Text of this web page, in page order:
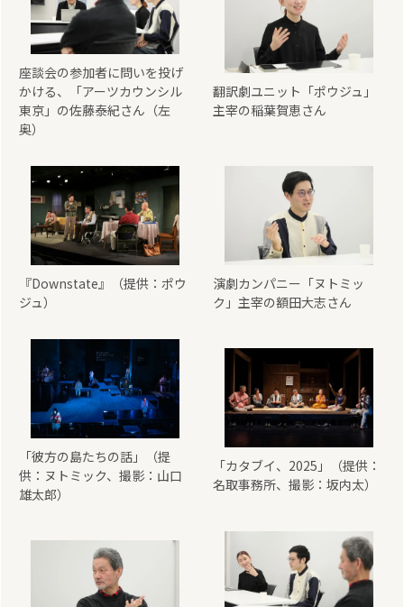
座談会の参加者に問いを投げ
かける、「アーツカウンシル
東京」の佐藤泰紀さん（左
奥）
翻訳劇ユニット「ポウジュ」
主宰の稲葉賀恵さん
『Downstate』（提供：ポウ
ジュ）
演劇カンパニー「ヌトミッ
ク」主宰の額田大志さん
「彼方の島たちの話」（提
供：ヌトミック、撮影：山口
雄太郎）
「カタブイ、2025」（提供：
名取事務所、撮影：坂内太）